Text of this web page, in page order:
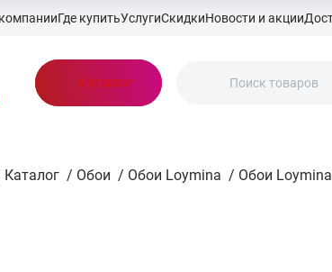
Где купитьУслугиСкидкиНовости и акции
Каталог
Каталог / Обои / Обои Loymina / Обои